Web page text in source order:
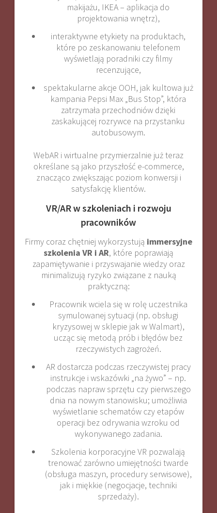
makijażu, IKEA – aplikacja do
projektowania wnętrz),
interaktywne etykiety na produktach,
które po zeskanowaniu telefonem
wyświetlają poradniki czy filmy
recenzujące,
spektakularne akcje OOH, jak kultowa już
kampania Pepsi Max „Bus Stop”, która
zatrzymała przechodniów dzięki
zaskakującej rozrywce na przystanku
autobusowym.
WebAR i wirtualne przymierzalnie już teraz
określane są jako przyszłość e-commerce,
znacząco zwiększając poziom konwersji i
satysfakcję klientów.
VR/AR w szkoleniach i rozwoju
pracowników
Firmy coraz chętniej wykorzystują immersyjne
szkolenia VR i AR, które poprawiają
zapamiętywanie i przyswajanie wiedzy oraz
minimalizują ryzyko związane z nauką
praktyczną:
Pracownik wciela się w rolę uczestnika
symulowanej sytuacji (np. obsługi
kryzysowej w sklepie jak w Walmart),
ucząc się metodą prób i błędów bez
rzeczywistych zagrożeń.
AR dostarcza podczas rzeczywistej pracy
instrukcje i wskazówki „na żywo” – np.
podczas napraw sprzętu czy pierwszego
dnia na nowym stanowisku; umożliwia
wyświetlanie schematów czy etapów
operacji bez odrywania wzroku od
wykonywanego zadania.
Szkolenia korporacyjne VR pozwalają
trenować zarówno umiejętności twarde
(obsługa maszyn, procedury serwisowe),
jak i miękkie (negocjacje, techniki
sprzedaży).